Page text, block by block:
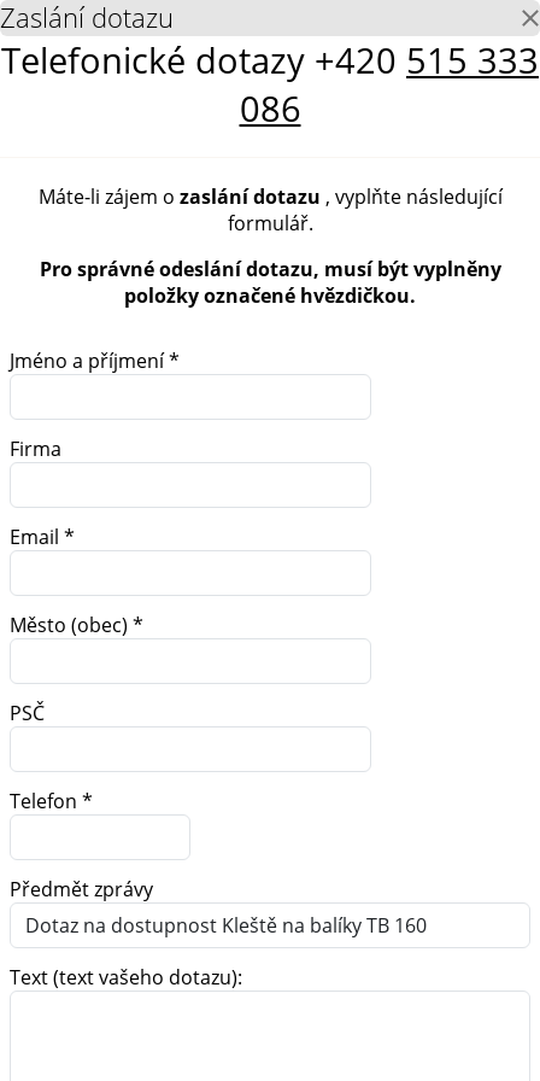
Zaslání dotazu
Telefonické dotazy +420 515 333
086
Máte-li zájem o zaslání dotazu , vyplňte následující
formulář.
Pro správné odeslání dotazu, musí být vyplněny
položky označené hvězdičkou.
Jméno a příjmení *
Firma
Email *
Město (obec) *
PSČ
Telefon *
Předmět zprávy
Text (text vašeho dotazu):